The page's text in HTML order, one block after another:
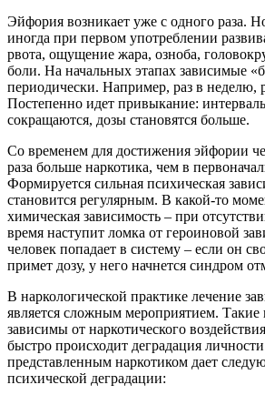
Эйфория возникает уже с одного раза.
иногда при первом употреблении
рвота, ощущение жара, озноба,
боли. На начальных этапах зависимые
периодически. Например, раз в неделю,
Постепенно идет привыкание:
сокращаются, дозы становятся больше.
Со временем для достижения эйфории
раза больше наркотика, чем в
Формируется сильная психическая
становится регулярным. В какой-то
химическая зависимость – при
время наступит ломка от героиновой
человек попадает в систему – если он
примет дозу, у него начнется синдром
В наркологической практике лечение
является сложным мероприятием.
зависимы от наркотического
быстро происходит деградация
представленным наркотиком дает
психической деградации: